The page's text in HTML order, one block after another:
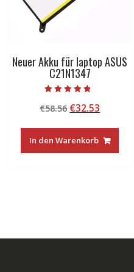
Neuer Akku für laptop ASUS
C21N1347
4.50
von 5
€58.56 Ursprünglicher
war:
€58.56
€32.53
ist:
€32.53.
In den Warenkorb